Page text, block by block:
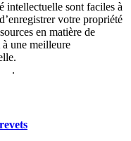
intellectuelle sont faciles à
votre propriété
en matière de
à une meilleure
.